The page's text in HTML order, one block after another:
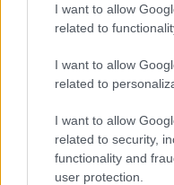
I want to allow
related to
I want to allow
related to
I want to allow
related to security,
functionality and
user protection.
Havasilive•2019. április 18.
A családi húsvét
használhatatlan